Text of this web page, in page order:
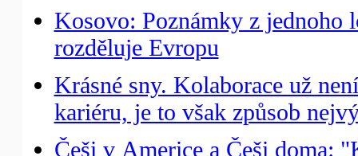
Kosovo: Poznámky z jednoho
rozděluje Evropu
Krásné sny. Kolaborace už
kariéru, je to však způsob
Češi v Americe a Češi doma: